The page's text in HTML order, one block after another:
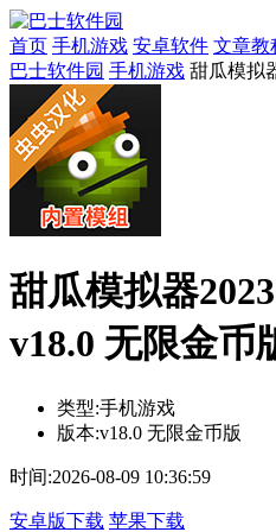
首页 手机游戏 安卓软件 文章教
巴士软件园 手机游戏 甜瓜模拟
甜瓜模拟器
v18.0 无限金币
类型:手机游戏
版本:v18.0 无限金币版
时间:2026-08-09 10:36:59
安卓版下载 苹果下载